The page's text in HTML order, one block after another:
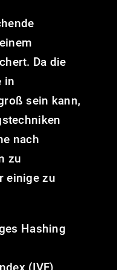
Da die
in
sein kann,
nach
zu
einige zu
Hashing
(IVF)